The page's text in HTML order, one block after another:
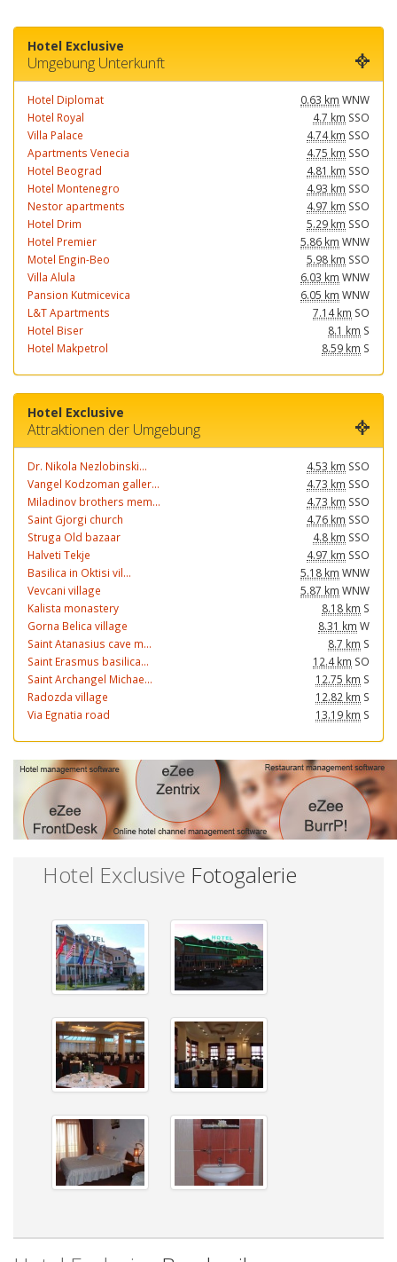
Hotel Exclusive
Umgebung Unterkunft
Hotel Diplomat 0.63 km WNW
Hotel Royal
4.7 km SSO
Villa Palace
4.74 km SSO
Apartments Venecia
4.75 km SSO
Hotel Beograd
4.81 km SSO
Hotel Montenegro
4.93 km SSO
Nestor apartments
4.97 km SSO
Hotel Drim
5.29 km SSO
Hotel Premier
5.86 km WNW
Motel Engin-Beo
5.98 km SSO
Villa Alula
6.03 km WNW
Pansion Kutmicevica
6.05 km WNW
L&T Apartments
7.14 km SO
Hotel Biser
8.1 km S
Hotel Makpetrol
8.59 km S
Hotel Exclusive
Attraktionen der Umgebung
Dr. Nikola Nezlobinski... 4.53 km SSO
Vangel Kodzoman galler...
4.73 km SSO
Miladinov brothers mem...
4.73 km SSO
Saint Gjorgi church
4.76 km SSO
Struga Old bazaar
4.8 km SSO
Halveti Tekje
4.97 km SSO
Basilica in Oktisi vil...
5.18 km WNW
Vevcani village
5.87 km WNW
Kalista monastery
8.18 km S
Gorna Belica village
8.31 km W
Saint Atanasius cave m...
8.7 km S
Saint Erasmus basilica...
12.4 km SO
Saint Archangel Michae...
12.75 km S
Radozda village
12.82 km S
Via Egnatia road
13.19 km S
Hotel Exclusive Fotogalerie